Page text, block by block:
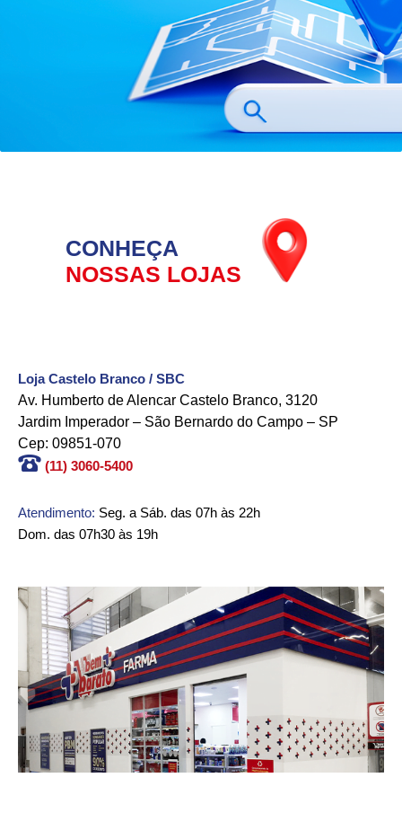
CONHEÇA
NOSSAS LOJAS
Loja Castelo Branco / SBC
Av. Humberto de Alencar Castelo Branco, 3120
Jardim Imperador – São Bernardo do Campo – SP
Cep: 09851-070
(11) 3060-5400
Atendimento: Seg. a Sáb. das 07h às 22h
Dom. das 07h30 às 19h